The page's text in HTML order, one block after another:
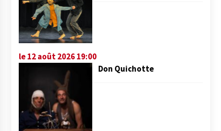
le 12 août 2026 19:00
Don Quichotte